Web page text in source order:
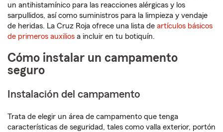
un antihistamínico para las reacciones alérgicas y los
sarpullidos, así como suministros para la limpieza y vendaje
de heridas. La Cruz Roja ofrece una lista de artículos básicos
de primeros auxilios a incluir en tu botiquín.
Cómo instalar un campamento
seguro
Instalación del campamento
Trata de elegir un área de campamento que tenga
características de seguridad, tales como valla exterior, portón